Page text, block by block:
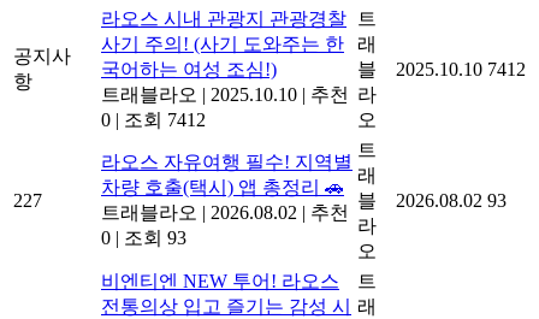
공지사
항
라오스 시내 관광지 관광경찰
사기 주의! (사기 도와주는 한
국어하는 여성 조심!)
트래블라오 | 2025.10.10 | 추천
0 | 조회 7412
트
래
블
라
오
2025.10.10 7412
227
라오스 자유여행 필수! 지역별
차량 호출(택시) 앱 총정리 🚗
트래블라오 | 2026.08.02 | 추천
0 | 조회 93
트
래
블
라
오
2026.08.02 93
비엔티엔 NEW 투어! 라오스
전통의상 입고 즐기는 감성 시
트
래